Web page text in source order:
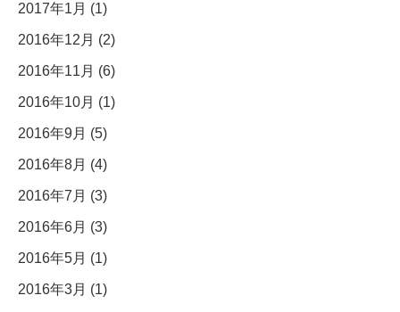
2017年1月 (1)
2016年12月 (2)
2016年11月 (6)
2016年10月 (1)
2016年9月 (5)
2016年8月 (4)
2016年7月 (3)
2016年6月 (3)
2016年5月 (1)
2016年3月 (1)